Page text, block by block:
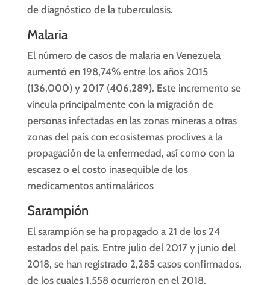
de diagnóstico de la tuberculosis.
Malaria
El número de casos de malaria en Venezuela
aumentó en 198,74% entre los años 2015
(136,000) y 2017 (406,289). Este incremento se
vincula principalmente con la migración de
personas infectadas en las zonas mineras a otras
zonas del país con ecosistemas proclives a la
propagación de la enfermedad, así como con la
escasez o el costo inasequible de los
medicamentos antimaláricos
Sarampión
El sarampión se ha propagado a 21 de los 24
estados del país. Entre julio del 2017 y junio del
2018, se han registrado 2,285 casos confirmados,
de los cuales 1,558 ocurrieron en el 2018.